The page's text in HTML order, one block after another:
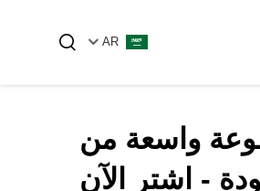
أساس
AR
واسعة من
- اشترِ الآن